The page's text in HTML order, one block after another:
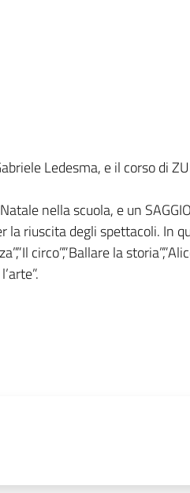
Ledesma, e il corso di
nella scuola, e un
la riuscita degli spettacoli. In
circo”,”Ballare la